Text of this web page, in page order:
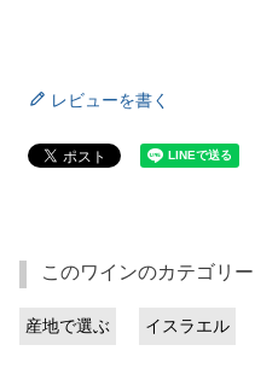
レビューを書く
このワインのカテゴリー
産地で選ぶ イスラエル